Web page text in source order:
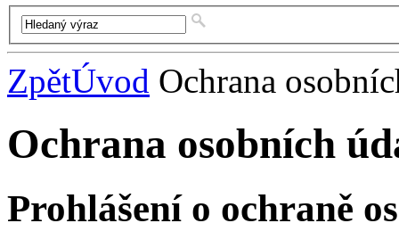
ZpětÚvod Ochrana
Ochrana osobních
Prohlášení o ochraně